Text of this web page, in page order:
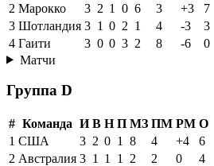
2 Марокко 3 2 1 0 6 3 +3
7
3 Шотландия 3 1 0 2 1 4 -3
3
4 Гаити 3 0 0 3 2 8 -6
0
Матчи
Группа D
# Команда И В Н П МЗ ПМ РМ О
1 США 3 2 0 1 8 4 +4
6
2 Австралия 3 1 1 1 2 2 0
4